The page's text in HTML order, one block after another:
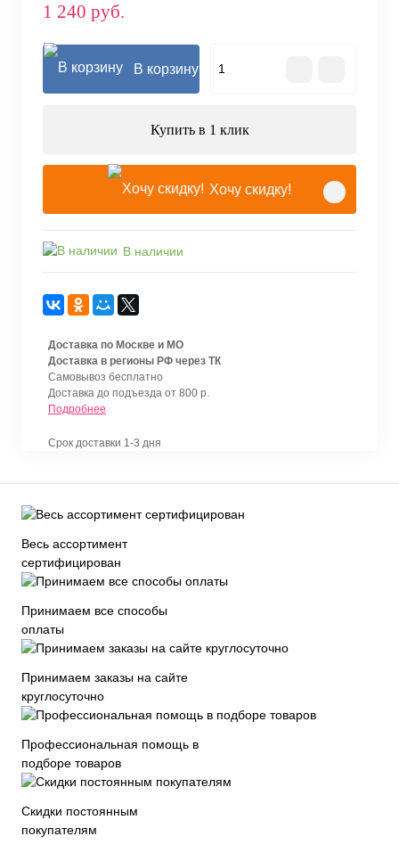
1 240 руб.
В корзину
Купить в 1 клик
Хочу скидку!
В наличии
Доставка по Москве и МО
Доставка в регионы РФ через ТК
Самовывоз бесплатно
Доставка до подъезда от 800 р.
Подробнее
Срок доставки 1-3 дня
Весь ассортимент
сертифицирован
Принимаем все способы
оплаты
Принимаем заказы на сайте
круглосуточно
Профессиональная помощь в
подборе товаров
Скидки постоянным
покупателям